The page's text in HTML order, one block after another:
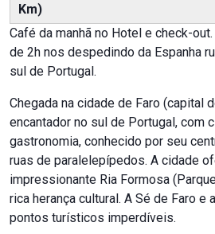
Km)
Café da manhã no Hotel e check-
de 2h nos despedindo da Espanha
sul de Portugal.
Chegada na cidade de Faro (capital
encantador no sul de Portugal, com
gastronomia, conhecido por seu
ruas de paralelepípedos. A cidade
impressionante Ria Formosa
rica herança cultural. A Sé de Faro e
pontos turísticos imperdíveis.